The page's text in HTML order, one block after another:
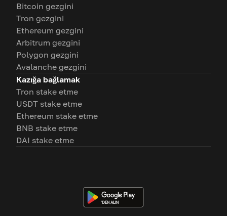
Bitcoin gezgini
Tron gezgini
Ethereum gezgini
Arbitrum gezgini
Polygon gezgini
Avalanche gezgini
Kazığa bağlamak
Tron stake etme
USDT stake etme
Ethereum stake etme
BNB stake etme
DAI stake etme